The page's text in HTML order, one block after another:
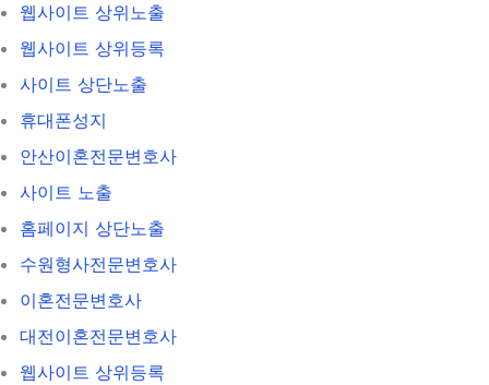
웹사이트 상위노출
웹사이트 상위등록
사이트 상단노출
휴대폰성지
안산이혼전문변호사
사이트 노출
홈페이지 상단노출
수원형사전문변호사
이혼전문변호사
대전이혼전문변호사
웹사이트 상위등록